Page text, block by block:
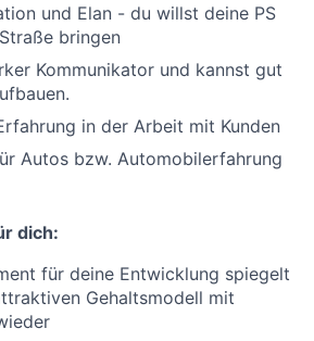
und Elan - du willst deine PS
bringen
Kommunikator und kannst gut
in der Arbeit mit Kunden
Autos bzw. Automobilerfahrung
dich:
für deine Entwicklung spiegelt
Gehaltsmodell mit